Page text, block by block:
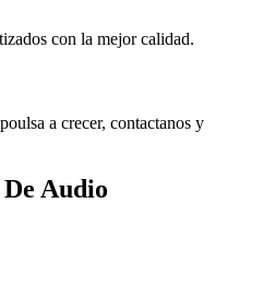
con la mejor calidad.
a crecer, contactanos y
Audio